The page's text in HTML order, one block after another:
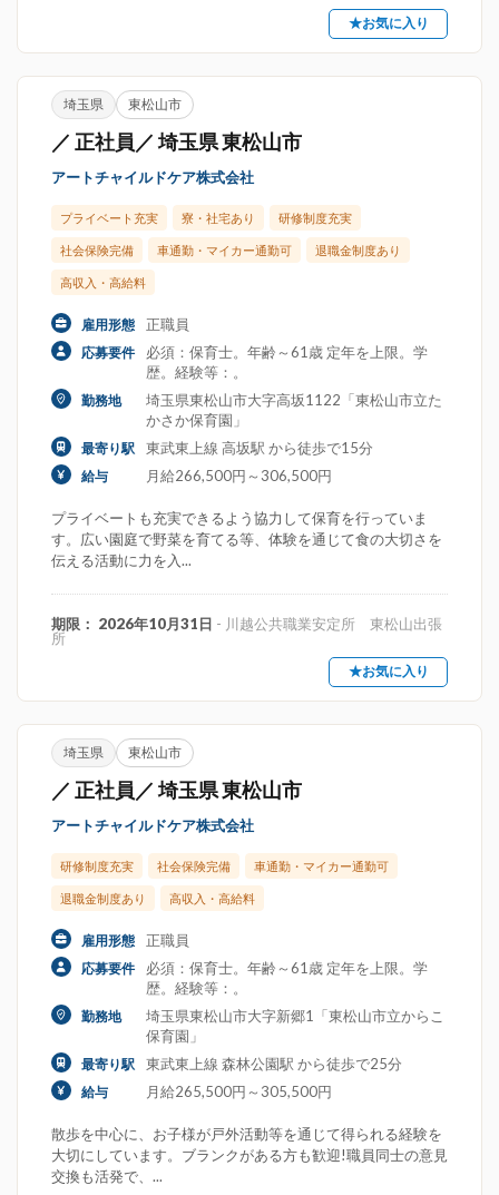
★お気に入り
埼玉県 東松山市
／ 正社員／ 埼玉県 東松山市
アートチャイルドケア株式会社
プライベート充実 寮・社宅あり 研修制度充実
社会保険完備 車通勤・マイカー通勤可 退職金制度あり
高収入・高給料
雇用形態 正職員
応募要件
必須：保育士。年齢～61歳 定年を上限。学
歴。経験等：。
勤務地
埼玉県東松山市大字高坂1122「東松山市立た
かさか保育園」
最寄り駅 東武東上線 高坂駅 から徒歩で15分
給与 月給266,500円～306,500円
プライベートも充実できるよう協力して保育を行っていま
す。広い園庭で野菜を育てる等、体験を通じて食の大切さを
伝える活動に力を入...
期限： 2026年10月31日 - 川越公共職業安定所 東松山出張
所
★お気に入り
埼玉県 東松山市
／ 正社員／ 埼玉県 東松山市
アートチャイルドケア株式会社
研修制度充実 社会保険完備 車通勤・マイカー通勤可
退職金制度あり 高収入・高給料
雇用形態 正職員
応募要件
必須：保育士。年齢～61歳 定年を上限。学
歴。経験等：。
勤務地
埼玉県東松山市大字新郷1「東松山市立からこ
保育園」
最寄り駅 東武東上線 森林公園駅 から徒歩で25分
給与 月給265,500円～305,500円
散歩を中心に、お子様が戸外活動等を通じて得られる経験を
大切にしています。ブランクがある方も歓迎!職員同士の意見
交換も活発で、...